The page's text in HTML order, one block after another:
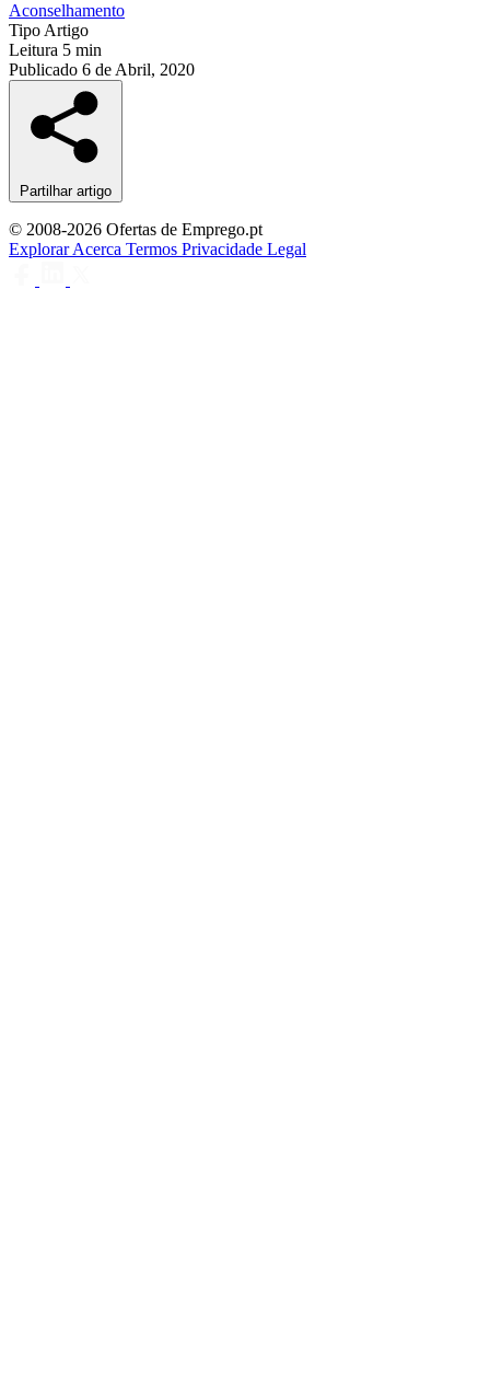
Aconselhamento
Tipo Artigo
Leitura 5 min
Publicado 6 de Abril, 2020
Partilhar artigo
© 2008-2026 Ofertas de Emprego.pt
ExplorarAcerca Termos Privacidade Legal